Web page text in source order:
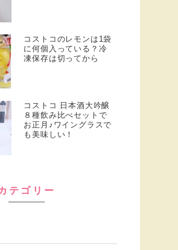
コストコのレモンは1袋
に何個入っている？冷
凍保存は切ってから
コストコ 日本酒大吟醸
８種飲み比べセットで
お正月♪ワイングラスで
も美味しい！
テゴリー